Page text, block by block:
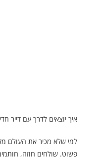
איך יוצאים לדרך עם דייר
למי שלא מכיר את העולם
פשוט. שולחים חוזה,